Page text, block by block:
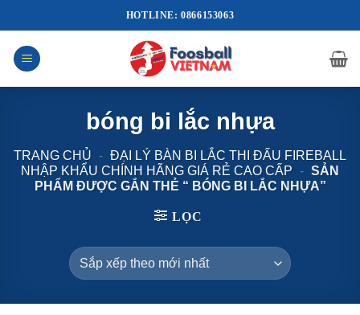
qua
nội
dung
HOTLINE: 0866153063
bóng bi lắc nhựa
TRANG CHỦ - ĐẠI LÝ BÀN BI LẮC THI ĐẤU FIREBALL
NHẬP KHẨU CHÍNH HÃNG GIÁ RẺ CAO CẤP
- SẢN
PHẨM ĐƯỢC GẮN THẺ “ BÓNG BI LẮC NHỰA”
LỌC